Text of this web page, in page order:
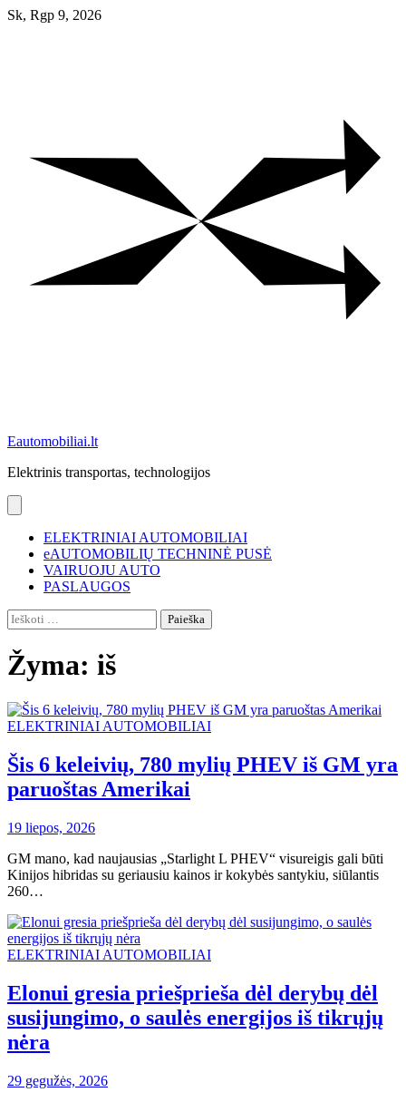
Skip
Sk, Rgp 9, 2026
Eautomobiliai.lt
Elektrinis transportas, technologijos
ELEKTRINIAI AUTOMOBILIAI
eAUTOMOBILIŲ TECHNINĖ PUSĖ
VAIRUOJU AUTO
PASLAUGOS
Ieškoti:
Žyma: iš
ELEKTRINIAI AUTOMOBILIAI
Šis 6 keleivių, 780 mylių PHEV iš GM yra
paruoštas Amerikai
19 liepos, 2026
GM mano, kad naujausias „Starlight L PHEV“ visureigis gali būti
Kinijos hibridas su geriausiu kainos ir kokybės santykiu, siūlantis
260…
ELEKTRINIAI AUTOMOBILIAI
Elonui gresia priešprieša dėl derybų dėl
susijungimo, o saulės energijos iš tikrųjų
nėra
29 gegužės, 2026